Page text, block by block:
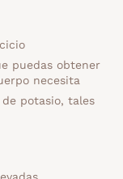
puedas obtener
necesita
potasio, tales